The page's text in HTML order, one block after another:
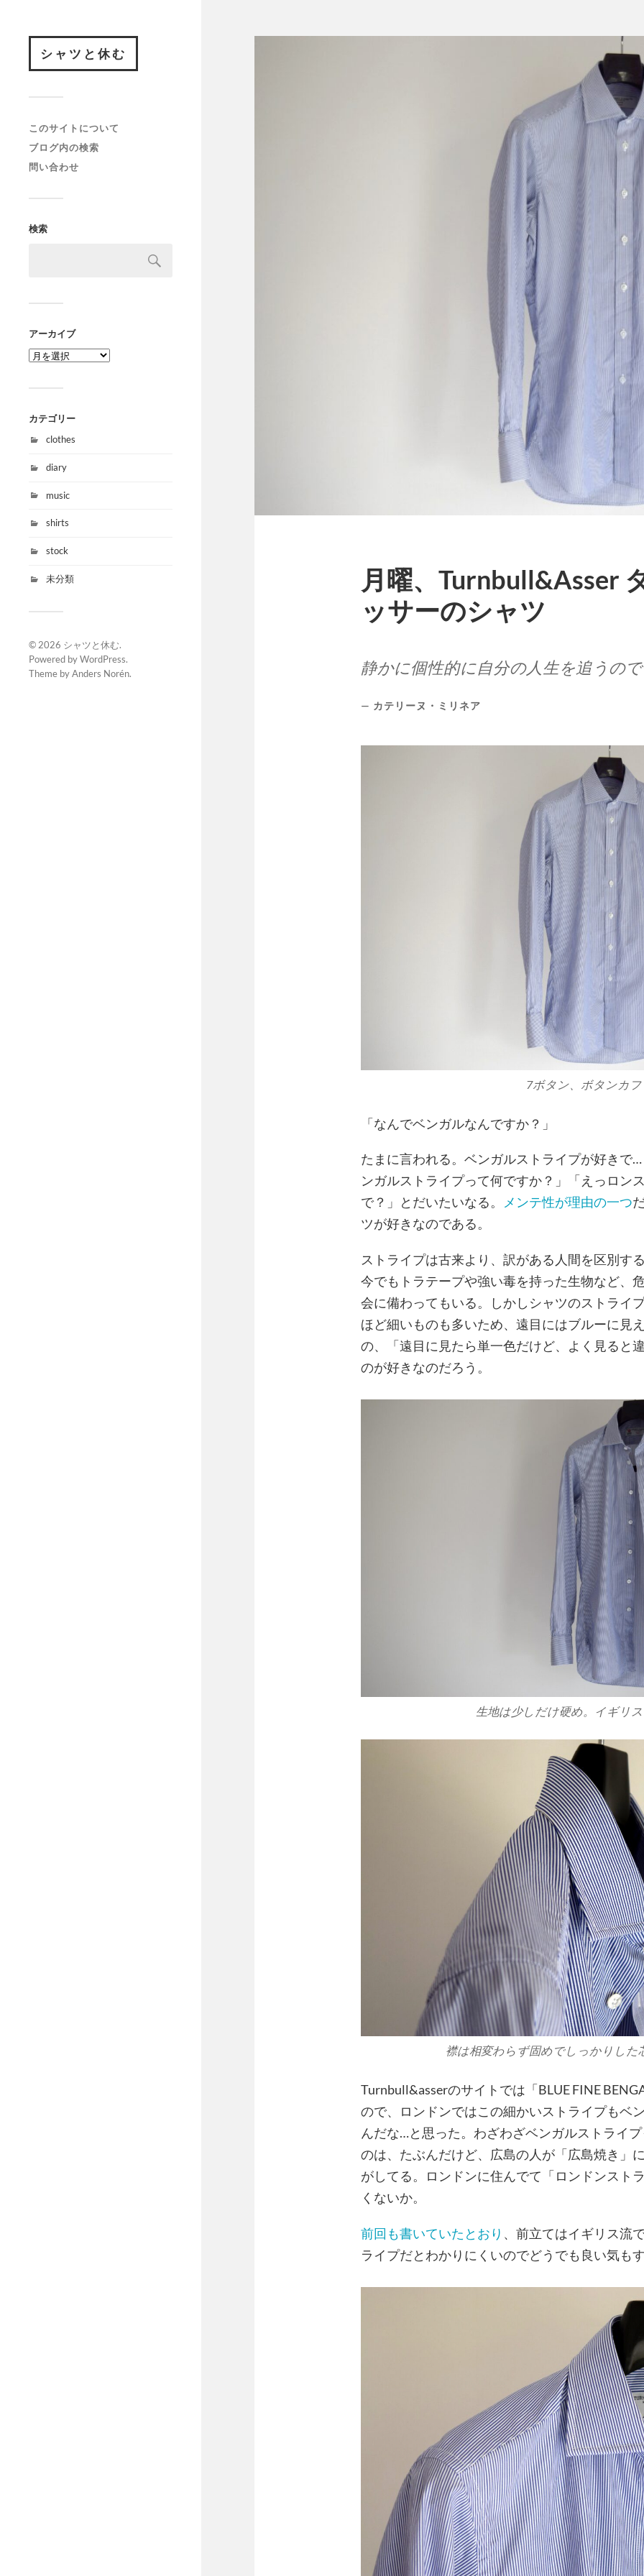
シャツと休む
このサイトについて
ブログ内の検索
問い合わせ
検索
アーカイブ
カテゴリー
clothes
diary
music
shirts
stock
未分類
© 2026 シャツと休む.
Powered byWordPress.
Theme byAnders Norén.
月曜、Turnbull&Asser
ッサーのシャツ
静かに個性的に自分の人生を追うの
カテリーヌ・ミリネア
7ボタン、ボタンカフ
「なんでベンガルなんですか？」
たまに言われる。ベンガルストライプが好きで
ンガルストライプって何ですか？」「えっロン
で？」とだいたいなる。 メンテ性が理由の一つ
ツが好きなのである。
ストライプは古来より、訳がある人間を区別す
今でもトラテープや強い毒を持った生物など、
会に備わってもいる。しかしシャツのストライ
ほど細いものも多いため、遠目にはブルーに見
の、「遠目に見たら単一色だけど、よく見ると
のが好きなのだろう。
生地は少しだけ硬め。イギリ
襟は相変わらず固めでしっかりした
Turnbull&asserのサイトでは「BLUE FINE
ので、ロンドンではこの細かいストライプもベ
んだな…と思った。わざわざベンガルストライ
のは、たぶんだけど、広島の人が「広島焼き」
がしてる。ロンドンに住んでて「ロンドンスト
くないか。
前回も書いていたとおり 、前立てはイギリス流
ライプだとわかりにくいのでどうでも良い気も